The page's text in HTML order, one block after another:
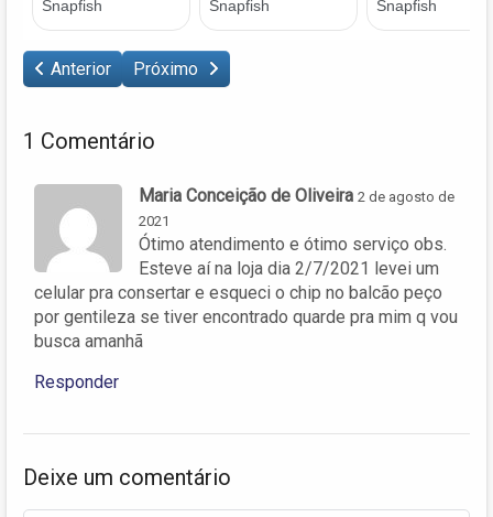
Anterior Próximo
1 Comentário
Maria Conceição de Oliveira 2 de agosto de
2021
Ótimo atendimento e ótimo serviço obs.
Esteve aí na loja dia 2/7/2021 levei um
celular pra consertar e esqueci o chip no balcão peço
por gentileza se tiver encontrado quarde pra mim q vou
busca amanhã
Responder
Deixe um comentário